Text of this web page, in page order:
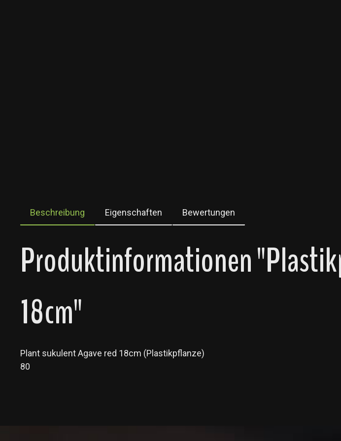
Beschreibung Eigenschaften Bewertungen
Produktinformationen
18cm"
Plant sukulent Agave red 18cm (Plastikpflanze)
80